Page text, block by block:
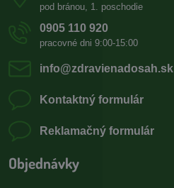
pod bránou, 1. poschodie
0905 110 920
pracovné dni 9:00-15:00
info​@zdravienadosah​.sk
Kontaktný formulár
Reklamačný formulár
Objednávky